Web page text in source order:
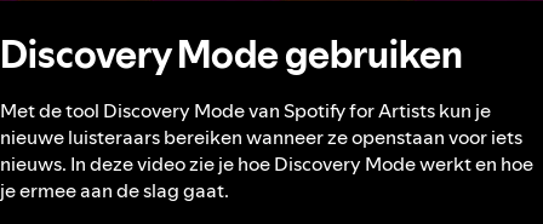
Discovery Mode gebruiken
Met de tool Discovery Mode van Spotify for Artists kun je
nieuwe luisteraars bereiken wanneer ze openstaan voor iets
nieuws. In deze video zie je hoe Discovery Mode werkt en hoe
je ermee aan de slag gaat.